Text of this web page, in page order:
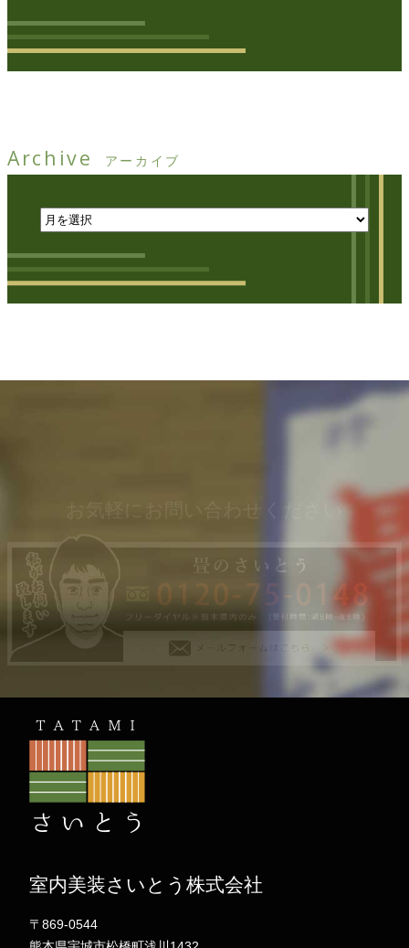
Archive アーカイブ
お気軽にお問い合わせください
室内美装さいとう株式会社
〒869-0544